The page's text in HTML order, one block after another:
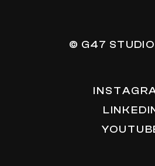
© G47 STUDIO